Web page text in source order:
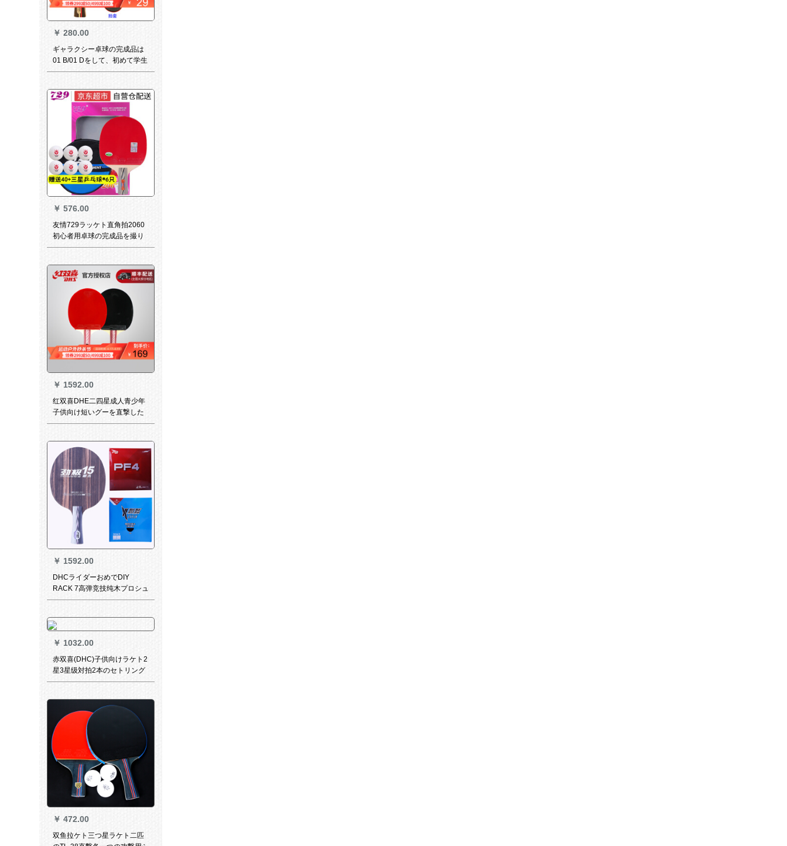
￥ 280.00
ギャラクシー卓球の完成品は
01 B/01 Dをして、初めて学生
を训练して、ギャラクシーの
￥ 576.00
友情729ラッケト直角拍2060
初心者用卓球の完成品を撮り
ます。
￥ 1592.00
红双喜DHE二四星成人青少年
子供向け短いグーを直撃した
初心者学生2星3星4星逆ゴム
ット+卓球10个をプロシュー
トにします。
￥ 1592.00
DHCライダーおめでDIY
RACK 7高弹竞技纯木プロシュ
ート纯手作黒檀5段（初学配
￥ 1032.00
赤双喜(DHC)子供向けラケト2
星3星级対拍2本のセトリング
2本のセトリング・ラッケト2
￥ 472.00
双鱼拉ケト三つ星ラケト二匹